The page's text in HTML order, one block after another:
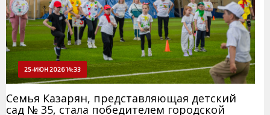
25-ИЮН 2026 14:33
Семья Казарян, представляющая детский
сад № 35, стала победителем городской